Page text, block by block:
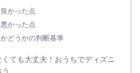
かった点
かった点
どうかの判断基準
ても大丈夫！おうちでディズニ